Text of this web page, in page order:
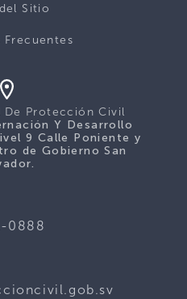
Sitio
Frecuentes
De Protección Civil
Y Desarrollo
9 Calle Poniente y
de Gobierno San
0888